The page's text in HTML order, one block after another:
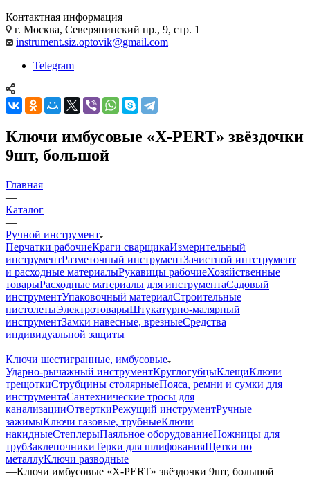
Контактная информация
г. Москва, Северянинский пр., 9, стр. 1
instrument.siz.optovik@gmail.com
Telegram
Ключи имбусовые «X-PERT» звёздочки
9шт, большой
Главная
—
Каталог
—
Ручной инструмент
Перчатки рабочиеКраги сварщикаИзмерительный
инструментРазметочный инструментЗачистной интструмент
и расходные материалыРукавицы рабочиеХозяйственные
товарыРасходные материалы для инструментаСадовый
инструментУпаковочный материалСтроительные
пистолетыЭлектротоварыШтукатурно-малярный
инструментЗамки навесные, врезныеСредства
индивидуальной защиты
—
Ключи шестигранные, имбусовые
Ударно-рычажный инструментКруглогубцыКлещиКлючи
трещоткиСтрубцины столярныеПояса, ремни и сумки для
инструментаСантехнические тросы для
канализацииОтверткиРежущий инструментРучные
зажимыКлючи газовые, трубныеКлючи
накидныеСтеплерыПаяльное оборудованиеНожницы для
трубЗаклепочникиТерки для шлифованияЩетки по
металлуКлючи разводные
—Ключи имбусовые «X-PERT» звёздочки 9шт, большой